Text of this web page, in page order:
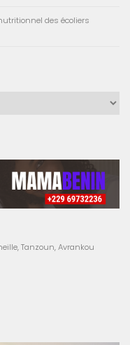
des écoliers
Tanzoun, Avrankou